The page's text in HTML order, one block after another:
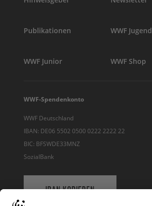
Publikationen WWF Jugend
WWF Junior WWF Shop
WWF-Spendenkonto
WWF Deutschland
IBAN: DE06 5502 0500 0222 2222 22
BIC: BFSWDE33MNZ
SozialBank
IBAN KOPIEREN